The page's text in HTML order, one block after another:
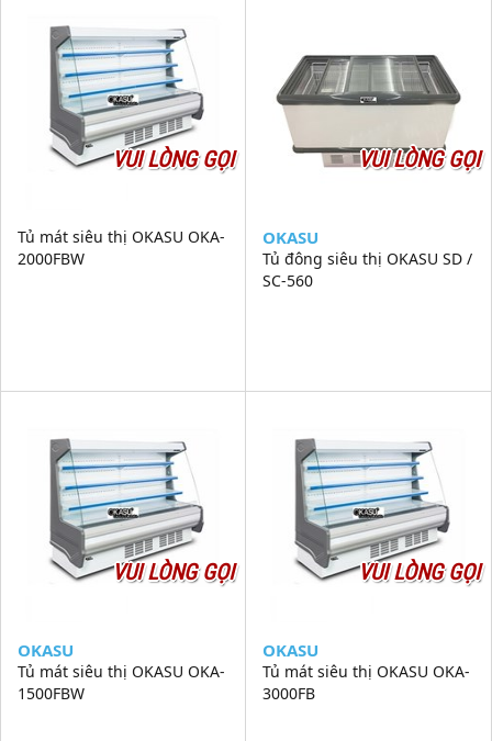
VUI LÒNG GỌI
Tủ mát siêu thị OKASU OKA-
2000FBW
VUI LÒNG GỌI
OKASU
Tủ đông siêu thị OKASU SD /
SC-560
VUI LÒNG GỌI
OKASU
Tủ mát siêu thị OKASU OKA-
1500FBW
VUI LÒNG GỌI
OKASU
Tủ mát siêu thị OKASU OKA-
3000FB